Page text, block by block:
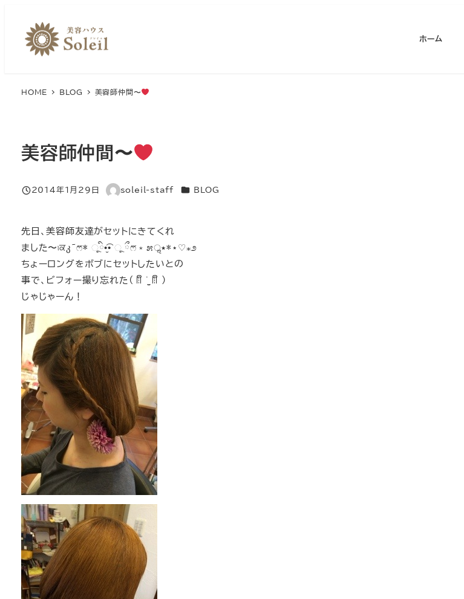
ホーム
HOME BLOG 美容師仲間〜
美容師仲間〜
投稿日
2014年1月29日
著
soleil-staff カテゴリー
BLOG
先日、美容師友達がセットにきてくれ
ました〜৷ਕკ~ෆ⃛* ૂི•̮͡• ૂ ྀෆ⃛﹡೫٭ॢ*⋆♡⁎೨
ちょーロングをボブにセットしたいとの
事で、ビフォー撮り忘れた( ꈨຶ ˙̫̮ ꈨຶ )
じゃじゃーん！